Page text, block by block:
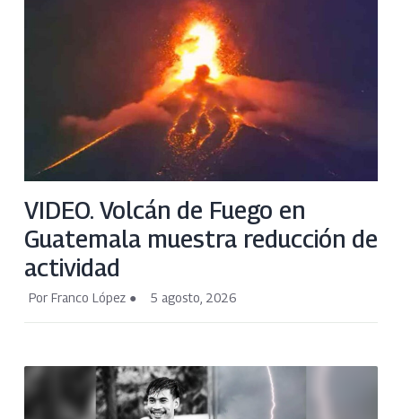
VIDEO. Volcán de Fuego en
Guatemala muestra reducción de
actividad
Por Franco López 5 agosto, 2026